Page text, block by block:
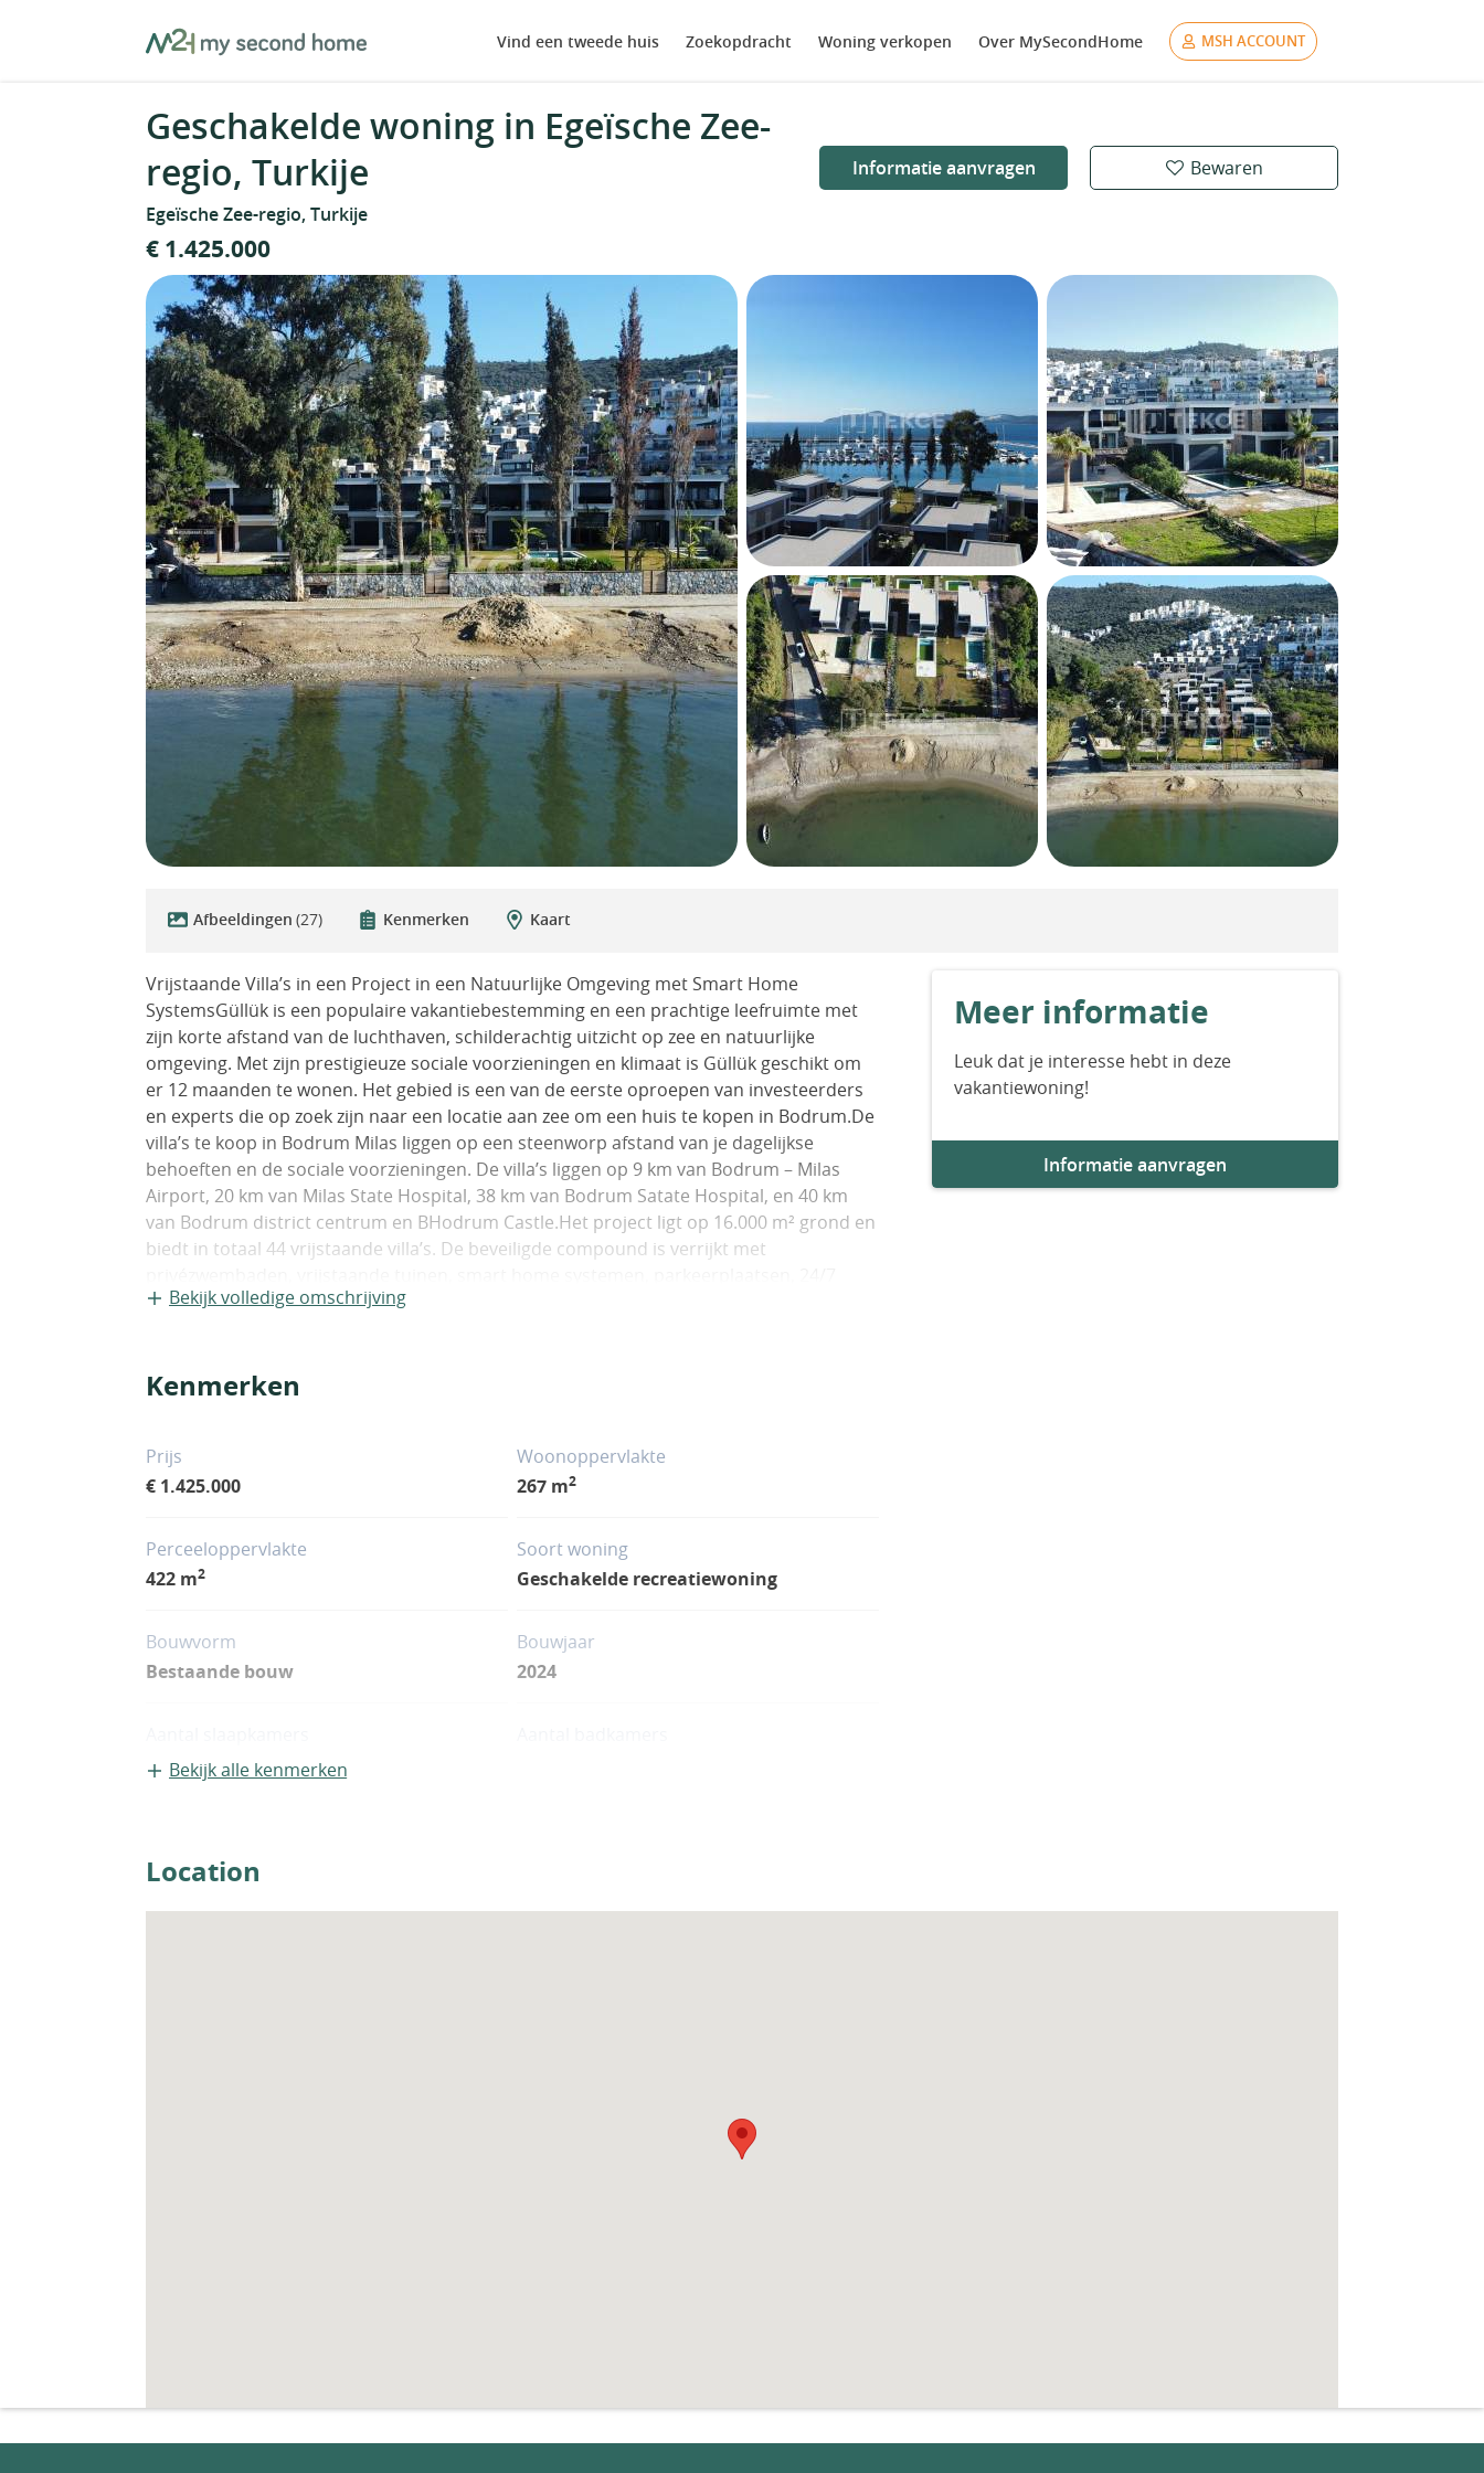
MySecondHome Vind een tweede huis Zoekopdracht Woning verkopen Over MySecondHome MSH ACCOUNT
Geschakelde woning in Egeïsche Zee-
regio, Turkije
Egeïsche Zee-regio, Turkije
Informatie aanvragen Bewaren
€ 1.425.000
Afbeeldingen (27) Kenmerken Kaart
Vrijstaande Villa’s in een Project in een Natuurlijke Omgeving met Smart Home
SystemsGüllük is een populaire vakantiebestemming en een prachtige leefruimte met
zijn korte afstand van de luchthaven, schilderachtig uitzicht op zee en natuurlijke
omgeving. Met zijn prestigieuze sociale voorzieningen en klimaat is Güllük geschikt om
er 12 maanden te wonen. Het gebied is een van de eerste oproepen van investeerders
en experts die op zoek zijn naar een locatie aan zee om een huis te kopen in Bodrum.De
villa’s te koop in Bodrum Milas liggen op een steenworp afstand van je dagelijkse
behoeften en de sociale voorzieningen. De villa’s liggen op 9 km van Bodrum – Milas
Airport, 20 km van Milas State Hospital, 38 km van Bodrum Satate Hospital, en 40 km
van Bodrum district centrum en BHodrum Castle.Het project ligt op 16.000 m² grond en
biedt in totaal 44 vrijstaande villa’s. De beveiligde compound is verrijkt met
beveiliging en bewakingscamera’s.De vrijstaande villa’s die te koop staan zijn
inbouwsets en rolluiken. BJV-00104
Bekijk volledige omschrijving
Kenmerken
Prijs
€ 1.425.000
Woonoppervlakte
267 m2
Perceeloppervlakte
422 m2
Soort woning
Geschakelde recreatiewoning
Bouwvorm
Bestaande bouw
Bouwjaar
2024
4
Airco
Zwembad
Bekijk alle kenmerken
Meer informatie
Leuk dat je interesse hebt in deze
vakantiewoning!
Informatie aanvragen
Location